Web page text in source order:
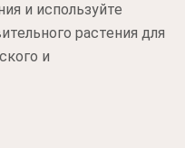
и используйте
растения для
и